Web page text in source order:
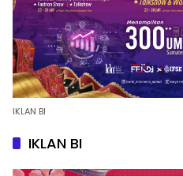
IKLAN BI
IKLAN BI